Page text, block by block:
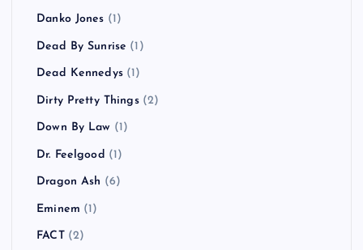
Danko Jones (1)
Dead By Sunrise (1)
Dead Kennedys(1)
Dirty Pretty Things(2)
Down By Law (1)
Dr. Feelgood (1)
Dragon Ash (6)
Eminem (1)
FACT(2)